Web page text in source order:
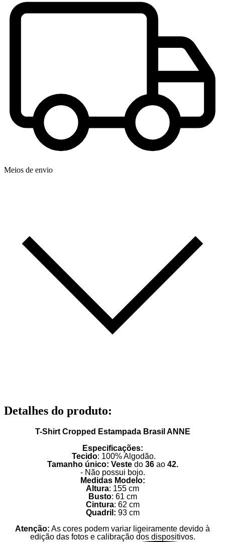
Meios de envio
Detalhes do produto:
T-Shirt Cropped Estampada Brasil ANNE
Especificações:
Tecido: 100% Algodão.
Tamanho único: Veste do36ao 42.
- Não possui bojo.
Medidas Modelo:
Altura: 155 cm
Busto: 61 cm
Cintura: 62 cm
Quadril: 93 cm
Atenção: As cores podem variar ligeiramente devido à
edição das fotos e calibração dos dispositivos.